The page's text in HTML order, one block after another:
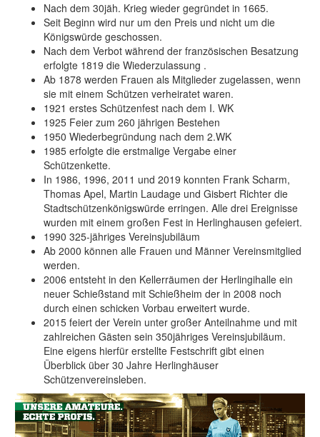
Nach dem 30jäh. Krieg wieder gegründet in 1665.
Seit Beginn wird nur um den Preis und nicht um die
Königswürde geschossen.
Nach dem Verbot während der französischen Besatzung
erfolgte 1819 die Wiederzulassung .
Ab 1878 werden Frauen als Mitglieder zugelassen, wenn
sie mit einem Schützen verheiratet waren.
1921 erstes Schützenfest nach dem I. WK
1925 Feier zum 260 jährigen Bestehen
1950 Wiederbegründung nach dem 2.WK
1985 erfolgte die erstmalige Vergabe einer
Schützenkette.
In 1986, 1996, 2011 und 2019 konnten Frank Scharm,
Thomas Apel, Martin Laudage und Gisbert Richter die
Stadtschützenkönigswürde erringen. Alle drei Ereignisse
wurden mit einem großen Fest in Herlinghausen gefeiert.
1990 325-jähriges Vereinsjubiläum
Ab 2000 können alle Frauen und Männer Vereinsmitglied
werden.
2006 entsteht in den Kellerräumen der Herlingihalle ein
neuer Schießstand mit Schießheim der in 2008 noch
durch einen schicken Vorbau erweitert wurde.
2015 feiert der Verein unter großer Anteilnahme und mit
zahlreichen Gästen sein 350jähriges Vereinsjubiläum.
Eine eigens hierfür erstellte Festschrift gibt einen
Überblick über 30 Jahre Herlinghäuser
Schützenvereinsleben.